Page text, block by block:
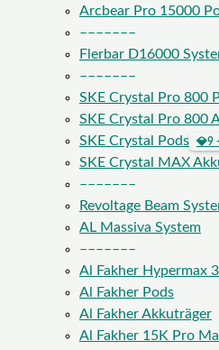
Arcbear Pro 15000
–––––––
Flerbar D16000
–––––––
SKE Crystal Pro 800
SKE Crystal Pro 800
SKE Crystal Pods
💎9
SKE Crystal MAX
–––––––
Revoltage Beam
AL Massiva System
–––––––
Al Fakher Hypermax
Al Fakher Pods
Al Fakher Akkuträger
Al Fakher 15K Pro